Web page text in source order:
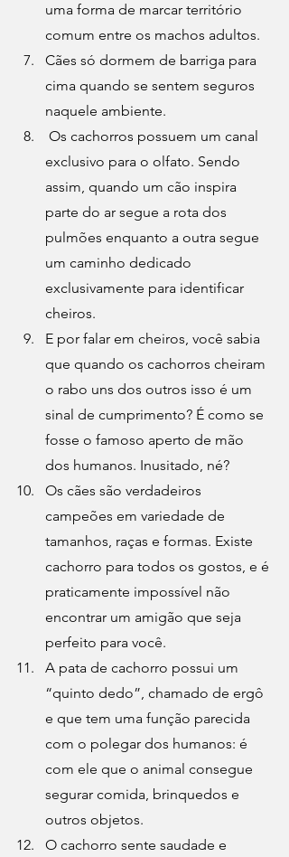
uma forma de marcar território
comum entre os machos adultos.
Cães só dormem de barriga para
cima quando se sentem seguros
naquele ambiente.
Os cachorros possuem um canal
exclusivo para o olfato. Sendo
assim, quando um cão inspira
parte do ar segue a rota dos
pulmões enquanto a outra segue
um caminho dedicado
exclusivamente para identificar
cheiros.
E por falar em cheiros, você sabia
que quando os cachorros cheiram
o rabo uns dos outros isso é um
sinal de cumprimento? É como se
fosse o famoso aperto de mão
dos humanos. Inusitado, né?
Os cães são verdadeiros
campeões em variedade de
tamanhos, raças e formas. Existe
cachorro para todos os gostos, e é
praticamente impossível não
encontrar um amigão que seja
perfeito para você.
A pata de cachorro possui um
“quinto dedo”, chamado de ergô
e que tem uma função parecida
com o polegar dos humanos: é
com ele que o animal consegue
segurar comida, brinquedos e
outros objetos.
O cachorro sente saudade e